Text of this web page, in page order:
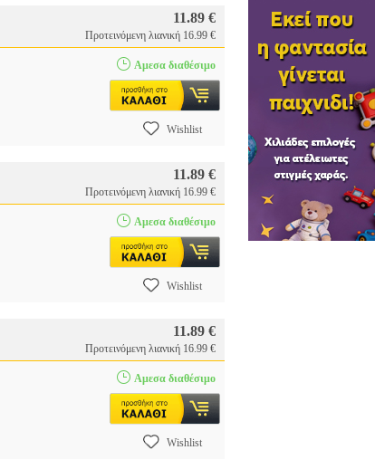
11.89 €
Προτεινόμενη λιανική 16.99 €
Αμεσα διαθέσιμο
Wishlist
11.89 €
Προτεινόμενη λιανική 16.99 €
Αμεσα διαθέσιμο
Wishlist
11.89 €
Προτεινόμενη λιανική 16.99 €
Αμεσα διαθέσιμο
Wishlist